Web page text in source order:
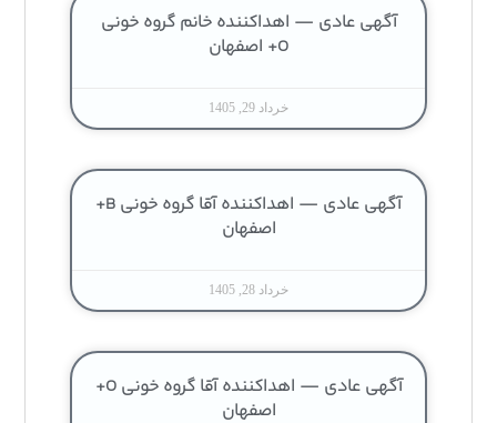
آگهی عادی — اهداکننده خانم گروه خونی
O+ اصفهان
خرداد 29, 1405
آگهی عادی — اهداکننده آقا گروه خونی B+
اصفهان
خرداد 28, 1405
آگهی عادی — اهداکننده آقا گروه خونی O+
اصفهان